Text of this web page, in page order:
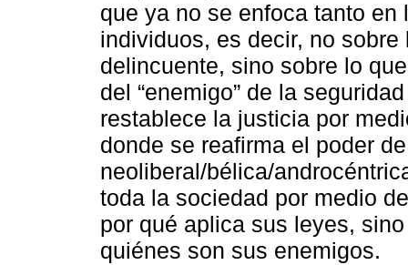
que ya no se enfoca tanto
individuos, es decir, no
delincuente, sino sobre lo
del “enemigo” de la
restablece la justicia por
donde se reafirma el poder
neoliberal/bélica/
toda la sociedad por medio
por qué aplica sus leyes,
quiénes son sus enemigos.